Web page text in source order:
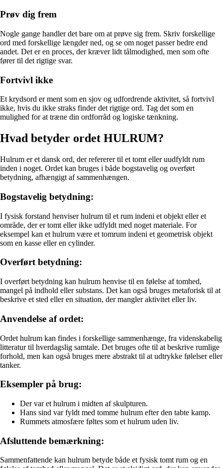
Prøv dig frem
Nogle gange handler det bare om at prøve sig frem. Skriv forskellige
ord med forskellige længder ned, og se om noget passer bedre end
andet. Det er en proces, der kræver lidt tålmodighed, men som ofte
fører til det rigtige svar.
Fortvivl ikke
Et krydsord er ment som en sjov og udfordrende aktivitet, så fortvivl
ikke, hvis du ikke straks finder det rigtige ord. Tag det som en
mulighed for at træne din ordforråd og logiske tænkning.
Hvad betyder ordet HULRUM?
Hulrum er et dansk ord, der refererer til et tomt eller uudfyldt rum
inden i noget. Ordet kan bruges i både bogstavelig og overført
betydning, afhængigt af sammenhængen.
Bogstavelig betydning:
I fysisk forstand henviser hulrum til et rum indeni et objekt eller et
område, der er tomt eller ikke udfyldt med noget materiale. For
eksempel kan et hulrum være et tomrum indeni et geometrisk objekt
som en kasse eller en cylinder.
Overført betydning:
I overført betydning kan hulrum henvise til en følelse af tomhed,
mangel på indhold eller substans. Det kan også bruges metaforisk til at
beskrive et sted eller en situation, der mangler aktivitet eller liv.
Anvendelse af ordet:
Ordet hulrum kan findes i forskellige sammenhænge, fra videnskabelig
litteratur til hverdagslig samtale. Det bruges ofte til at beskrive rumlige
forhold, men kan også bruges mere abstrakt til at udtrykke følelser eller
tanker.
Eksempler på brug:
Der var et hulrum i midten af skulpturen.
Hans sind var fyldt med tomme hulrum efter den tabte kamp.
Rummets atmosfære føltes som et hulrum uden liv.
Afsluttende bemærkning:
Sammenfattende kan hulrum betyde både et fysisk tomt rum og en